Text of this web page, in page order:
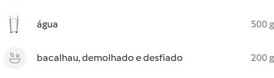
água 500 g
bacalhau, demolhado e desfiado 200 g